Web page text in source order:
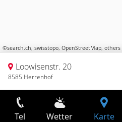
©search.ch, swisstopo, OpenStreetMap, others
Loowisenstr. 20
8585 Herrenhof
Tel Wetter Karte